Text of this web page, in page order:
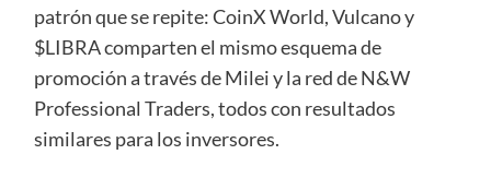
patrón que se repite: CoinX World, Vulcano y
$LIBRA comparten el mismo esquema de
promoción a través de Milei y la red de N&W
Professional Traders, todos con resultados
similares para los inversores.